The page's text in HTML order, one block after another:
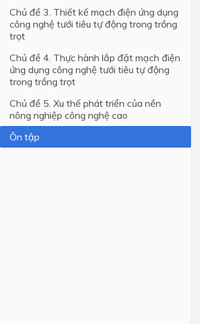
Lớp 7
Lớp 5
Lớp 4
Lớp 3
Lớp 2
Lớp 1
Chủ đề 3. Thiết kế mạch điện ứng dụng
công nghệ tưới tiêu tự động trong trồng
trọt
Chủ đề 4. Thực hành lắp đặt mạch điện
ứng dụng công nghệ tưới tiêu tự động
trong trồng trọt
Chủ đề 5. Xu thế phát triển của nền
nông nghiệp công nghệ cao
Ôn tập